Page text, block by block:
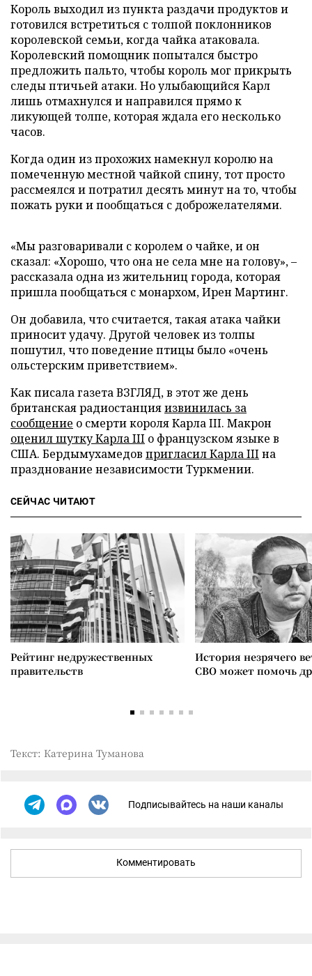
Король выходил из пункта раздачи продуктов и
готовился встретиться с толпой поклонников
королевской семьи, когда чайка атаковала.
Королевский помощник попытался быстро
предложить пальто, чтобы король мог прикрыть
следы птичьей атаки. Но улыбающийся Карл
лишь отмахнулся и направился прямо к
ликующей толпе, которая ждала его несколько
часов.
Когда один из прохожих намекнул королю на
помеченную местной чайкой спину, тот просто
рассмеялся и потратил десять минут на то, чтобы
пожать руки и пообщаться с доброжелателями.
«Мы разговаривали с королем о чайке, и он
сказал: «Хорошо, что она не села мне на голову», –
рассказала одна из жительниц города, которая
пришла пообщаться с монархом, Ирен Мартинг.
Он добавила, что считается, такая атака чайки
приносит удачу. Другой человек из толпы
пошутил, что поведение птицы было «очень
ольстерским приветствием».
Как писала газета ВЗГЛЯД, в этот же день
британская радиостанцияизвинилась за
сообщение о смерти короля Карла III. Макрон
оценил шутку Карла III о французском языке в
США. Бердымухамедов пригласил Карла III на
празднование независимости Туркмении.
СЕЙЧАС ЧИТАЮТ
Рейтинг недружественных
правительств
История незрячего
СВО может помочь
Текст: Катерина Туманова
Подписывайтесь на наши каналы
Комментировать